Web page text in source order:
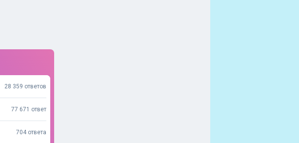
28 359 ответов
77 671 ответ
704 ответа